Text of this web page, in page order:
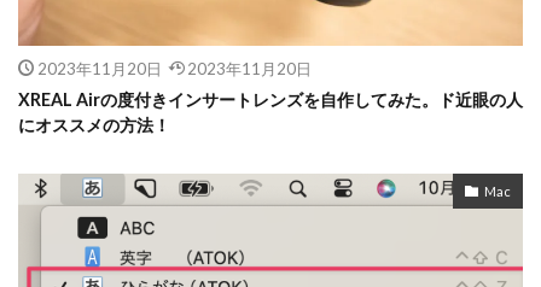
2023年11月20日 2023年11月20日
XREAL Airの度付きインサートレンズを自作してみた。ド近眼の人
にオススメの方法！
Mac